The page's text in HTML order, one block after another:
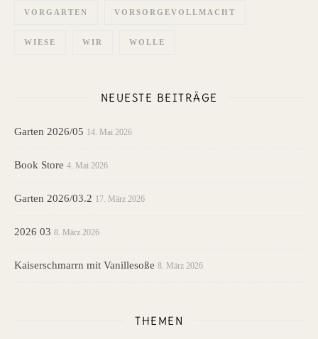
VORGARTEN VORSORGEVOLLMACHT
WIESE WIR WOLLE
NEUESTE BEITRÄGE
Garten 2026/05 14. Mai 2026
Book Store 4. Mai 2026
Garten 2026/03.2 17. März 2026
2026 03 8. März 2026
Kaiserschmarrn mit Vanillesoße 8. März 2026
THEMEN